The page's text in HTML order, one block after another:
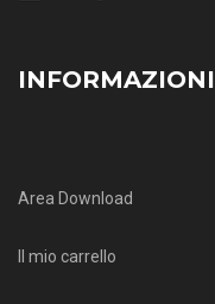
INFORMAZIONI
Area Download
Il mio carrello